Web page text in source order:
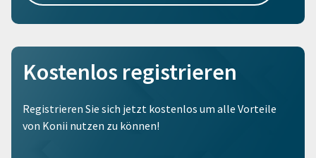
Kostenlos registrieren
Registrieren Sie sich jetzt kostenlos um alle Vorteile
von Konii nutzen zu können!